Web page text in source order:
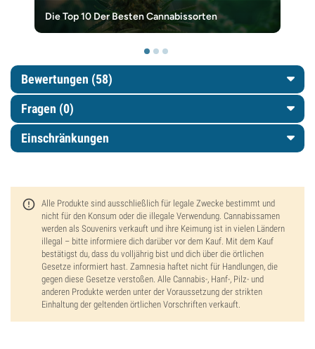
Die Top 10 Der Besten Cannabissorten
Bewertungen (58)
Fragen (0)
Einschränkungen
Alle Produkte sind ausschließlich für legale Zwecke bestimmt und
nicht für den Konsum oder die illegale Verwendung. Cannabissamen
werden als Souvenirs verkauft und ihre Keimung ist in vielen Ländern
illegal – bitte informiere dich darüber vor dem Kauf. Mit dem Kauf
bestätigst du, dass du volljährig bist und dich über die örtlichen
Gesetze informiert hast. Zamnesia haftet nicht für Handlungen, die
gegen diese Gesetze verstoßen. Alle Cannabis-, Hanf-, Pilz- und
anderen Produkte werden unter der Voraussetzung der strikten
Einhaltung der geltenden örtlichen Vorschriften verkauft.